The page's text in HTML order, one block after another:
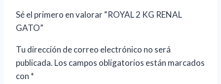
Sé el primero en valorar “ROYAL 2 KG RENAL
GATO”
Tu dirección de correo electrónico no será
publicada. Los campos obligatorios están marcados
con *